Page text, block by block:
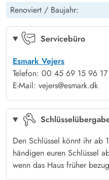
Im Außenbereich setzt sich
schönem Wetter könnt ihr
Gartenmöbeln die Sonne
überdachten Terrasse
Tasse Kaffee genießen. Mit
Morgen- oder Abendstunden
Rotwild vorbei.
Renoviert / Baujahr:
Servicebüro
Esmark Vejers
Telefon: 00 45 69 15 96 17
E-Mail: vejers@esmark.dk
Den Schlüssel könnt ihr
händigen euren Schlüssel
wenn das Haus früher